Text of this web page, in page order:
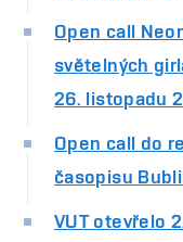
Open call
světelných
26. listopadu
Open call do
časopisu
VUT otevřelo